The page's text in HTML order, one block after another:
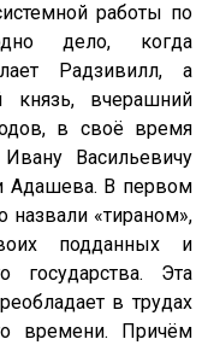
работы по
дело, когда
Радзивилл, а
князь, вчерашний
в своё время
Васильевичу
Адашева. В первом
назвали «тираном»,
подданных и
государства. Эта
в трудах
времени. Причём